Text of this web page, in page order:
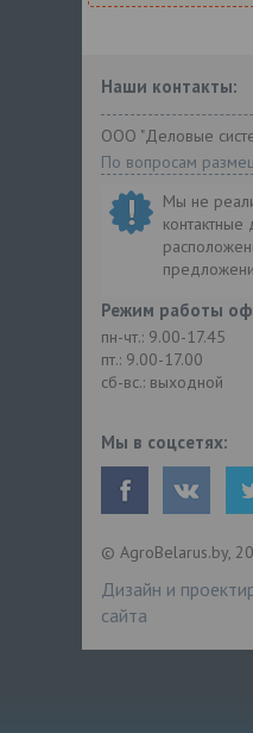
Наши контакты:
ООО "Деловые
По вопросам
Мы не
Режим работы
пн-чт.: 9.00-17.45
пт.: 9.00-17.00
сб-вс.: выходной
Мы в соцсетях:
© AgroBelarus.by,
Дизайн и
сайта